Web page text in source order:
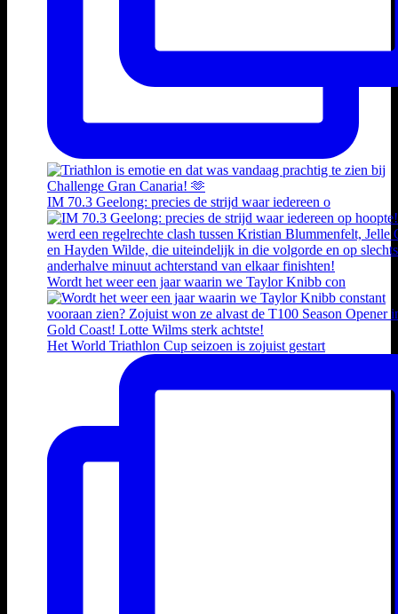
IM 70.3 Geelong: precies de strijd waar iedereen o
Wordt het weer een jaar waarin we Taylor Knibb con
Het World Triathlon Cup seizoen is zojuist gestart